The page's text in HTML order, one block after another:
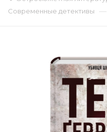
Современные детективы —